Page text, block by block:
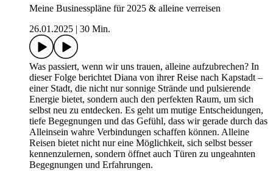
Meine Businesspläne für 2025 & alleine verreisen
26.01.2025
30 Min.
Was passiert, wenn wir uns trauen, alleine aufzubrechen? In
dieser Folge berichtet Diana von ihrer Reise nach Kapstadt –
einer Stadt, die nicht nur sonnige Strände und pulsierende
Energie bietet, sondern auch den perfekten Raum, um sich
selbst neu zu entdecken. Es geht um mutige Entscheidungen,
tiefe Begegnungen und das Gefühl, dass wir gerade durch das
Alleinsein wahre Verbindungen schaffen können. Alleine
Reisen bietet nicht nur eine Möglichkeit, sich selbst besser
kennenzulernen, sondern öffnet auch Türen zu ungeahnten
Begegnungen und Erfahrungen.